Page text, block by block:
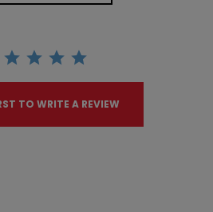
TO WRITE A REVIEW